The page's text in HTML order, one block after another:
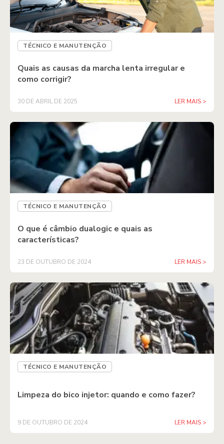
TÉCNICO E MANUTENÇÃO
Quais as causas da marcha lenta irregular e
como corrigir?
30 DE ABRIL DE 2025 LER MAIS >
TÉCNICO E MANUTENÇÃO
O que é câmbio dualogic e quais as
características?
23 DE OUTUBRO DE 2024 LER MAIS >
TÉCNICO E MANUTENÇÃO
Limpeza do bico injetor: quando e como fazer?
9 DE OUTUBRO DE 2024 LER MAIS >